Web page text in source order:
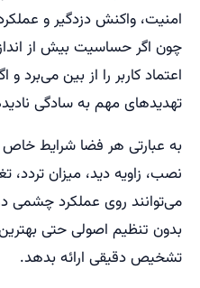
امنیت، واکنش دزدگیر و
چون اگر حساسیت بیش از
اعتماد کاربر را از بین می‌برد
تهدیدهای مهم به سادگی
به عبارتی هر فضا شرایط خاص
نصب، زاویه دید، میزان تردد،
می‌توانند روی عملکرد چشمی
بدون تنظیم اصولی حتی
تشخیص دقیقی ارائه بدهد.